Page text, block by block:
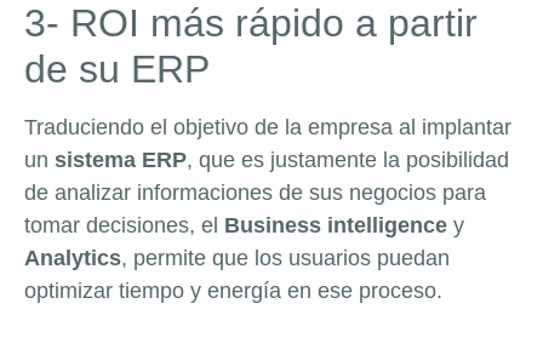
3- ROI más rápido a partir
de su ERP
Traduciendo el objetivo de la empresa al implantar
un sistema ERP, que es justamente la posibilidad
de analizar informaciones de sus negocios para
tomar decisiones, el Business intelligence y
Analytics, permite que los usuarios puedan
optimizar tiempo y energía en ese proceso.